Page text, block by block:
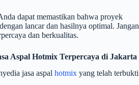
dapat memastikan bahwa proyek
lancar dan hasilnya optimal. Jangan
dan berkualitas.
Aspal Hotmix Terpercaya di Jakarta
jasa aspal hotmix yang telah terbukti